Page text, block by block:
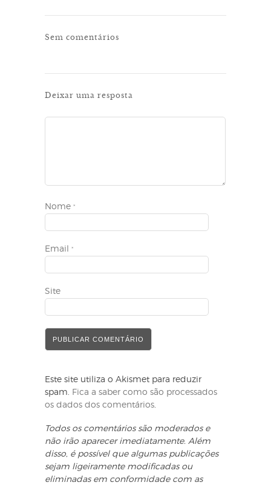
Sem comentários
Deixar uma resposta
Nome *
Email *
Site
Este site utiliza o Akismet para reduzir
spam. Fica a saber como são processados
os dados dos comentários.
Todos os comentários são moderados e
não irão aparecer imediatamente. Além
disso, é possível que algumas publicações
sejam ligeiramente modificadas ou
eliminadas em conformidade com as